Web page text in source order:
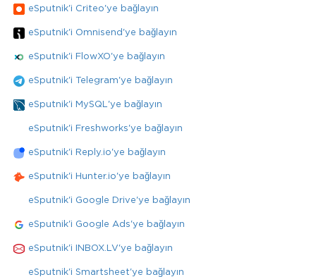
eSputnik'i Criteo'ye bağlayın
eSputnik'i Omnisend'ye bağlayın
eSputnik'i FlowXO'ye bağlayın
eSputnik'i Telegram'ye bağlayın
eSputnik'i MySQL'ye bağlayın
eSputnik'i Freshworks'ye bağlayın
eSputnik'i Reply.io'ye bağlayın
eSputnik'i Hunter.io'ye bağlayın
eSputnik'i Google Drive'ye bağlayın
eSputnik'i Google Ads'ye bağlayın
eSputnik'i INBOX.LV'ye bağlayın
eSputnik'i Smartsheet'ye bağlayın